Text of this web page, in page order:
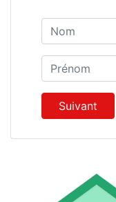
Prénom
Suivant